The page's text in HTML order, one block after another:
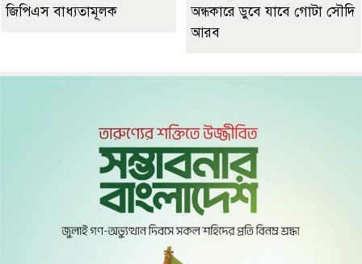
জিপিএস বাধ্যতামূলক
অন্ধকারে ডুবে যাবে গোটা সৌদি
আরব